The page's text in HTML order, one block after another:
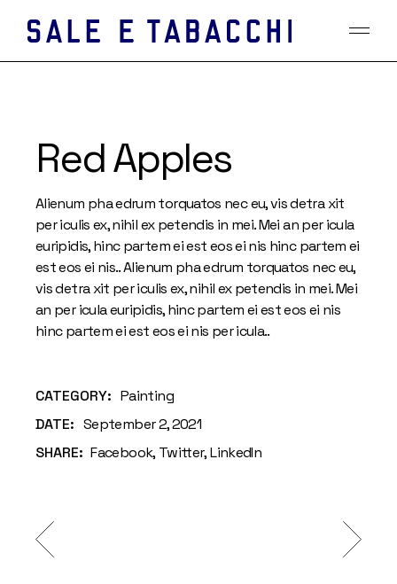
content
Red Apples
Alienum pha edrum torquatos nec eu, vis detra xit
per iculis ex, nihil ex petendis in mei. Mei an per icula
euripidis, hinc partem ei est eos ei nis hinc partem ei
est eos ei nis.. Alienum pha edrum torquatos nec eu,
vis detra xit per iculis ex, nihil ex petendis in mei. Mei
an per icula euripidis, hinc partem ei est eos ei nis
hinc partem ei est eos ei nis per icula..
CATEGORY: Painting
DATE: September 2, 2021
SHARE: Facebook Twitter LinkedIn